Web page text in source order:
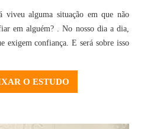
alguma situação em que não
em alguém? . No nosso dia a dia,
exigem confiança. E será sobre isso
O ESTUDO